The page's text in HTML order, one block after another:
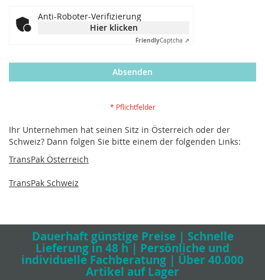
Anti-Roboter-Verifizierung
Hier klicken
FriendlyCaptcha ⇗
Absenden
Ihr Unternehmen hat seinen Sitz in Österreich oder der
Schweiz? Dann folgen Sie bitte einem der folgenden Links:
TransPak Österreich
TransPak Schweiz
Dauerhaft günstige Preise | Schnelle
Lieferung in 48 h | Persönliche und
individuelle Fachberatung | Über 40.000
Artikel auf Lager